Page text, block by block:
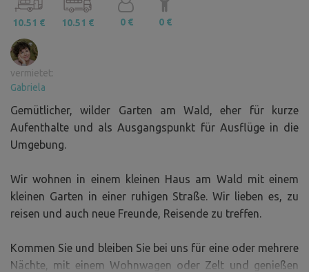
10.51 € 10.51 € 0 € 0 €
vermietet:
Gabriela
Gemütlicher, wilder Garten am Wald, eher für kurze
Aufenthalte und als Ausgangspunkt für Ausflüge in die
Umgebung.
Wir wohnen in einem kleinen Haus am Wald mit einem
kleinen Garten in einer ruhigen Straße. Wir lieben es, zu
reisen und auch neue Freunde, Reisende zu treffen.
Kommen Sie und bleiben Sie bei uns für eine oder mehrere
Nächte, mit einem Wohnwagen oder Zelt und genießen